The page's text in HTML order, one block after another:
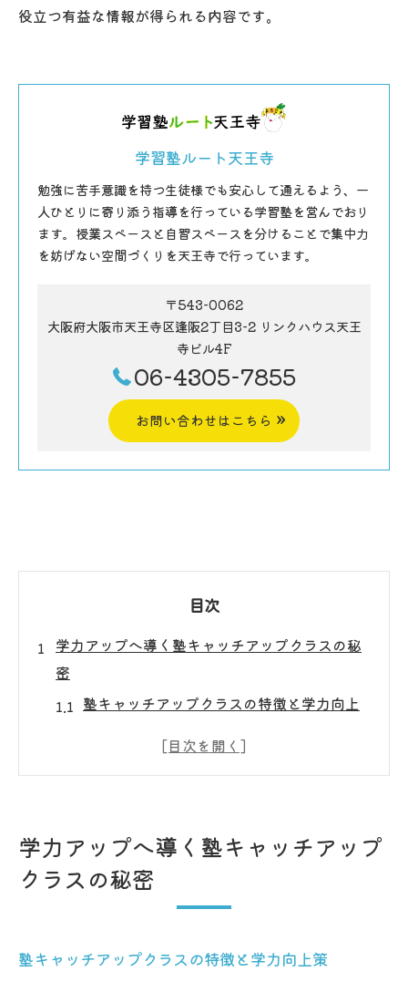
役立つ有益な情報が得られる内容です。
学習塾ルート天王寺
勉強に苦手意識を持つ生徒様でも安心して通えるよう、一
人ひとりに寄り添う指導を行っている学習塾を営んでおり
ます。授業スペースと自習スペースを分けることで集中力
を妨げない空間づくりを天王寺で行っています。
〒543-0062
大阪府大阪市天王寺区逢阪2丁目3-2 リンクハウス天王
寺ビル4F
06-4305-7855
お問い合わせはこちら
目次
学力アップへ導く塾キャッチアップクラスの秘
密
塾キャッチアップクラスの特徴と学力向上
天王寺区西区で選ばれる塾の魅力を解説
受験対策に最適な塾の指導体制を知ろう
大阪市で選ばれる塾のカリキュラムとは
塾のカリキュラムが志望校合格に導く理由
塾キャッチアップクラスの授業内容に迫る
学力アップへ導く塾キャッチアップ
クラスの秘密
塾キャッチアップクラスの特徴と学力向上策